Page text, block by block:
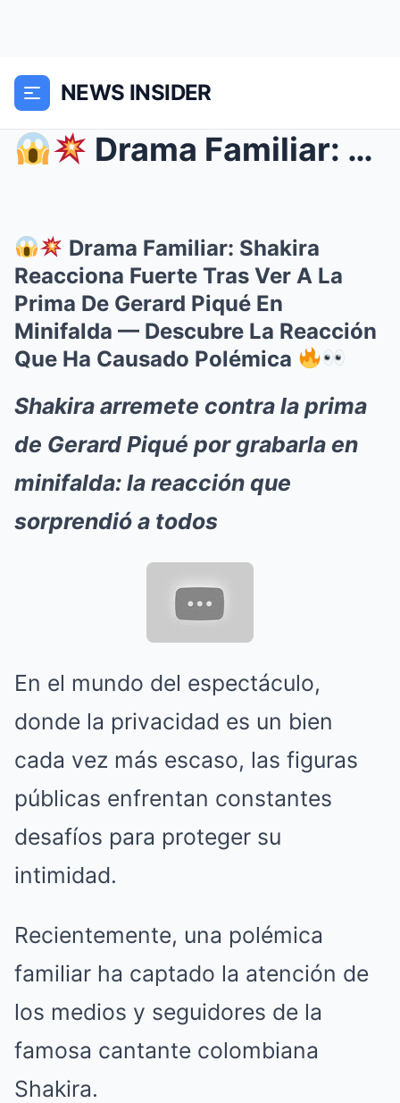
NEWS INSIDER
Drama Familiar: Shakira Reacciona Fuerte Tras V...
Drama Familiar: Shakira
Reacciona Fuerte Tras Ver A La
Prima De Gerard Piqué En
Minifalda — Descubre La Reacción
Que Ha Causado Polémica
Shakira arremete contra la prima
de Gerard Piqué por grabarla en
minifalda: la reacción que
sorprendió a todos
En el mundo del espectáculo,
donde la privacidad es un bien
cada vez más escaso, las figuras
públicas enfrentan constantes
desafíos para proteger su
intimidad.
Recientemente, una polémica
familiar ha captado la atención de
los medios y seguidores de la
famosa cantante colombiana
Shakira.